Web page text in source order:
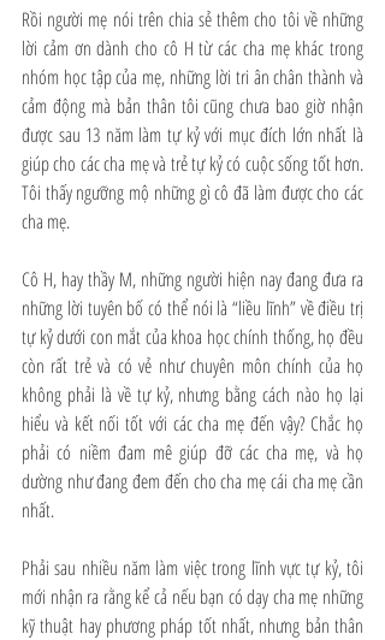
Rồi người mẹ nói trên chia sẻ thêm cho tôi về những
lời cảm ơn dành cho cô H từ các cha mẹ khác trong
nhóm học tập của mẹ, những lời tri ân chân thành và
cảm động mà bản thân tôi cũng chưa bao giờ nhận
được sau 13 năm làm tự kỷ với mục đích lớn nhất là
giúp cho các cha mẹ và trẻ tự kỷ có cuộc sống tốt hơn.
Tôi thấy ngưỡng mộ những gì cô đã làm được cho các
cha mẹ.
Cô H, hay thầy M, những người hiện nay đang đưa ra
những lời tuyên bố có thể nói là “liều lĩnh” về điều trị
tự kỷ dưới con mắt của khoa học chính thống, họ đều
còn rất trẻ và có vẻ như chuyên môn chính của họ
không phải là về tự kỷ, nhưng bằng cách nào họ lại
hiểu và kết nối tốt với các cha mẹ đến vậy? Chắc họ
phải có niềm đam mê giúp đỡ các cha mẹ, và họ
dường như đang đem đến cho cha mẹ cái cha mẹ cần
nhất.
Phải sau nhiều năm làm việc trong lĩnh vực tự kỷ, tôi
mới nhận ra rằng kể cả nếu bạn có dạy cha mẹ những
kỹ thuật hay phương pháp tốt nhất, nhưng bản thân